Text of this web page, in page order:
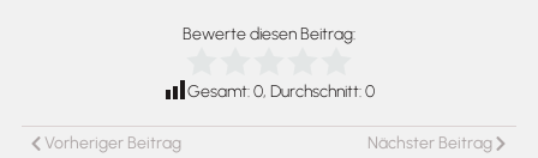
Bewerte diesen Beitrag:
Gesamt:0, Durchschnitt:0
Vorheriger Beitrag Nächster Beitrag